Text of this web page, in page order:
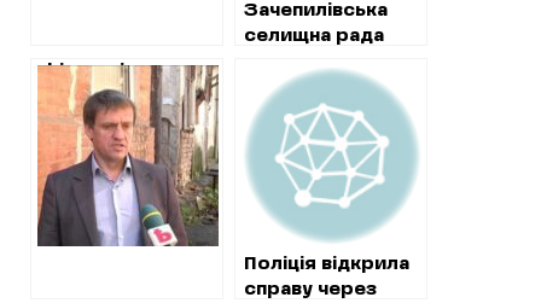
Зачепилівська
селищна рада
експрес роботи
Фіктивні ремонти
харківських
багатоповерхівок:
відкрито
кримінальне
провадження
Поліція відкрила
справу через